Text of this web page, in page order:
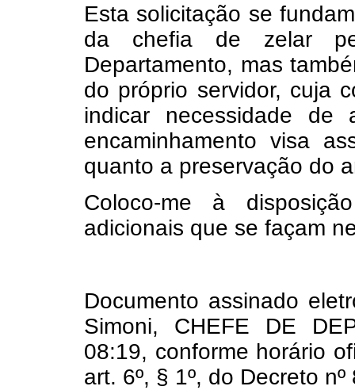
Esta solicitação se
da chefia de zelar
Departamento, mas
do próprio servidor, cuja
indicar necessidade de
encaminhamento visa
quanto a preservação do
Coloco-me à
adicionais que se façam
Documento assinado
Simoni, CHEFE DE
08:19, conforme horário
art. 6º, § 1º, do Decreto